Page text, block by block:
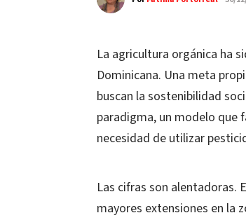
La agricultura orgánica ha
Dominicana. Una meta
buscan la sostenibilidad
paradigma, un modelo que
necesidad de utilizar
Las cifras son alentadoras.
mayores extensiones en la